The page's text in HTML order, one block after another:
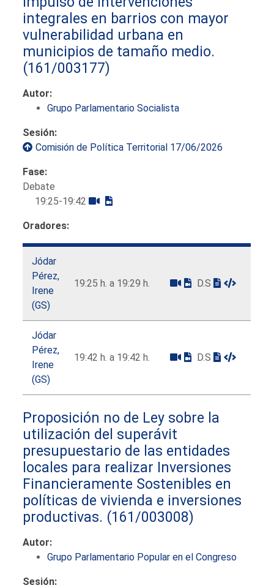
integrales en barrios con mayor
vulnerabilidad urbana en
municipios de tamaño medio.
(161/003177)
Autor:
Grupo Parlamentario Socialista
Sesión:
Comisión de Política Territorial 17/06/2026
Fase:
Debate
19:25-19:42
Oradores:
Jódar
Pérez,
Irene
(GS)
19:25 h. a 19:29 h. D.S
Jódar
Pérez,
Irene
(GS)
19:42 h. a 19:42 h. D.S
Proposición no de Ley sobre la
utilización del superávit
presupuestario de las entidades
locales para realizar Inversiones
Financieramente Sostenibles en
políticas de vivienda e inversiones
productivas. (161/003008)
Autor:
Grupo Parlamentario Popular en el Congreso
Sesión: